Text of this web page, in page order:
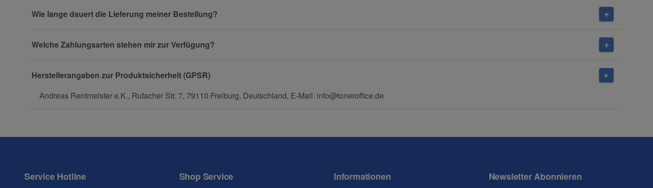
Frage zum Artikel
Wie lange dauert die Lieferung meiner Bestellung?
Welche Zahlungsarten stehen mir zur Verfügung?
Herstellerangaben zur Produktsicherheit (GPSR)
Andreas Rentmeister e.K., Rufacher Str. 7, 79110 Freiburg, Deutschland, E-Mail: info@toneroffice.de
Service Hotline Shop Service Informationen Newsletter Abonnieren